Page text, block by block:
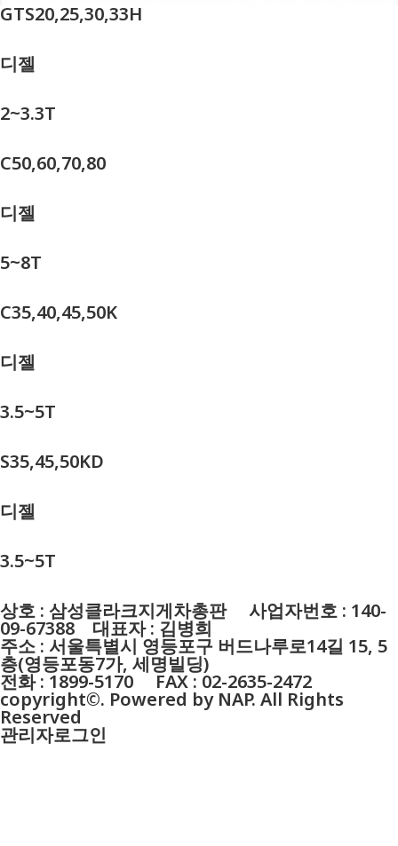
GTS20,25,30,33H
디젤
2~3.3T
C50,60,70,80
디젤
5~8T
C35,40,45,50K
디젤
3.5~5T
S35,45,50KD
디젤
3.5~5T
상호 : 삼성클라크지게차총판 사업자번호 : 140-
09-67388 대표자 : 김병희
주소 : 서울특별시 영등포구 버드나루로14길 15, 5
층(영등포동7가, 세명빌딩)
전화 : 1899-5170 FAX : 02-2635-2472
copyright©. Powered by NAP. All Rights
Reserved
관리자로그인